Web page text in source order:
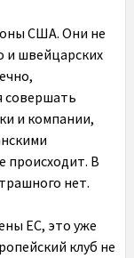
США. Они не
и швейцарских
совершать
и компании,
происходит. В
нет.
ЕС, это уже
клуб не